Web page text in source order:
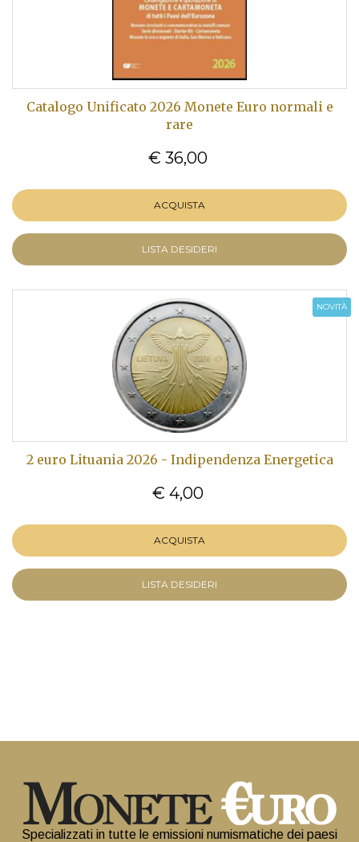
Catalogo Unificato 2026 Monete Euro normali e
rare
€ 36,00
ACQUISTA
LISTA DESIDERI
NOVITÀ
2 euro Lituania 2026 - Indipendenza Energetica
€ 4,00
ACQUISTA
LISTA DESIDERI
Specializzati in tutte le emissioni numismatiche dei paesi